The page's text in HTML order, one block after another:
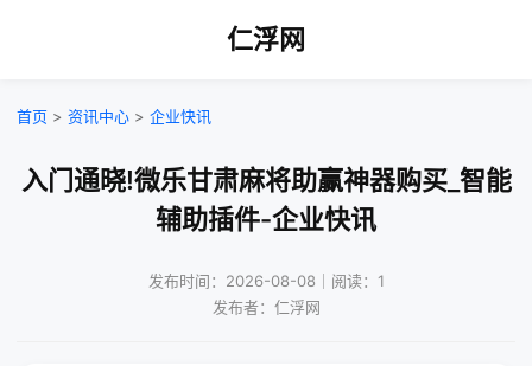
仁浮网
首页 > 资讯中心 > 企业快讯
入门通晓!微乐甘肃麻将助赢神器购买_智能
辅助插件-企业快讯
发布时间：2026-08-08｜阅读：1
发布者：仁浮网